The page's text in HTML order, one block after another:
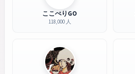
ここぺりGO
118,000 人